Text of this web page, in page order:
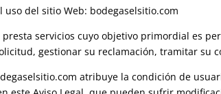
uso del sitio Web: bodegaselsitio.com
servicios cuyo objetivo primordial es
gestionar su reclamación, tramitar
atribuye la condición de